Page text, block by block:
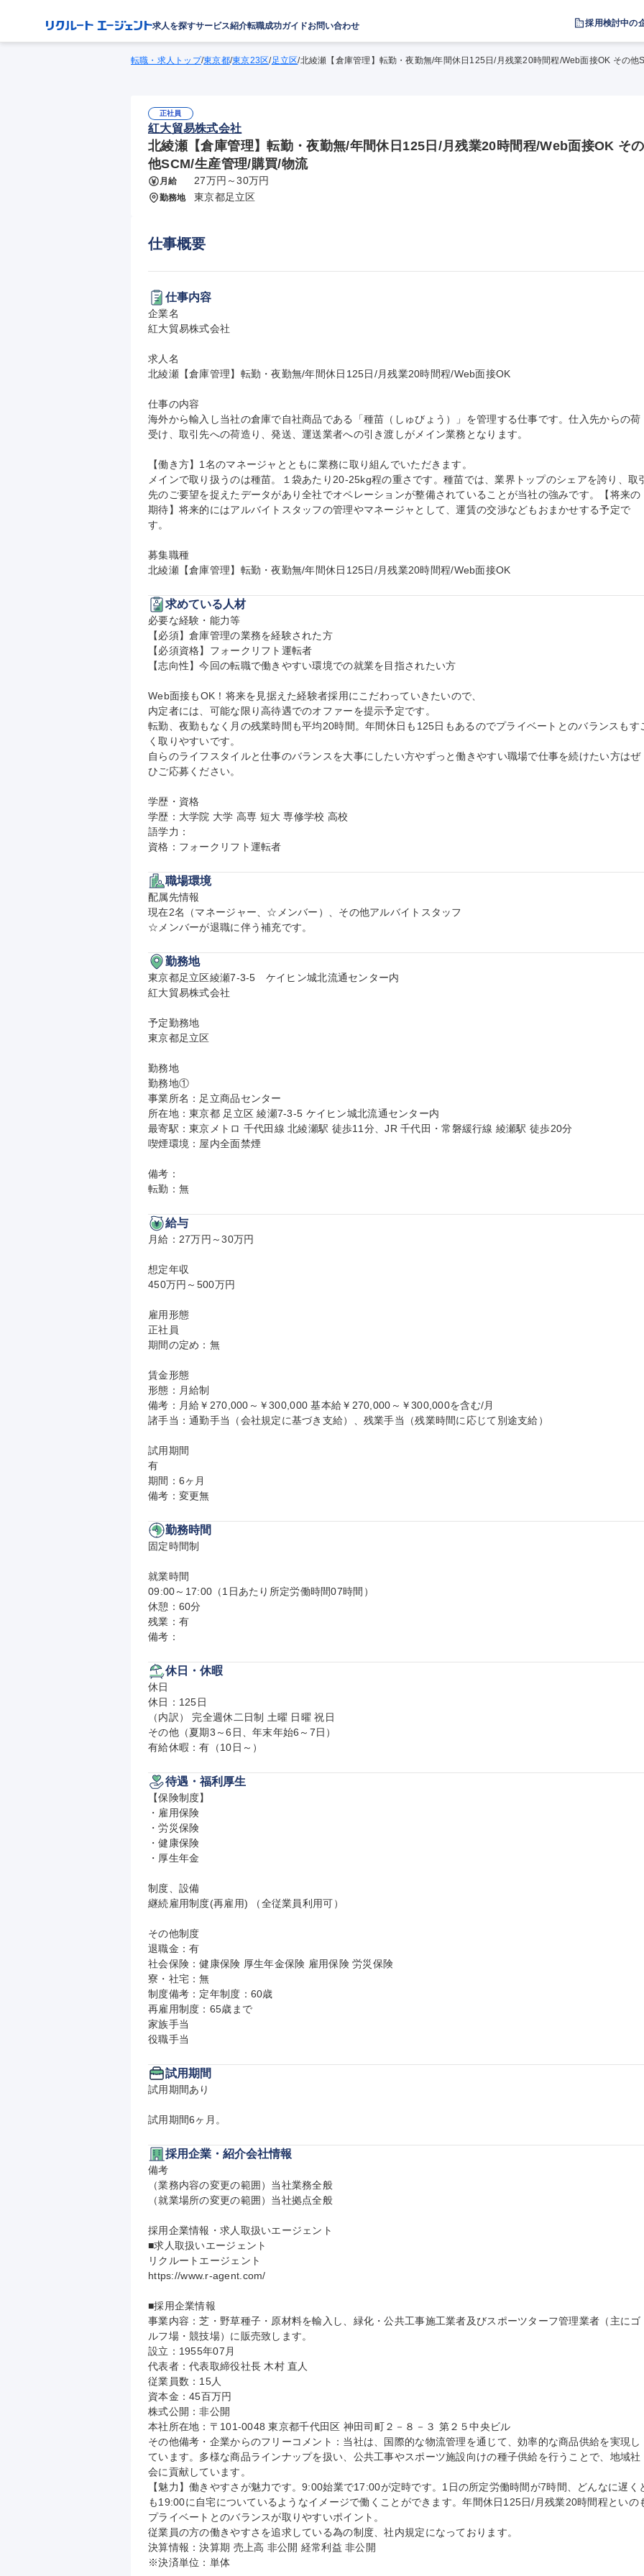
求人を探すサービス紹介転職成功ガイドお問い合わせ 採用検討中の
転職・求人トップ/東京都/東京23区/足立区/北綾瀬【倉庫管理】転勤・夜勤無/年間休日125日/月残業20時間程/Web面接OK その他
正社員
紅大貿易株式会社
北綾瀬【倉庫管理】転勤・夜勤無/年間休日125日/月残業20時間程/Web面接OK その
他SCM/生産管理/購買/物流
月給 27万円～30万円
勤務地 東京都足立区
仕事概要
仕事内容
企業名
紅大貿易株式会社
求人名
北綾瀬【倉庫管理】転勤・夜勤無/年間休日125日/月残業20時間程/Web面接OK
仕事の内容
海外から輸入し当社の倉庫で自社商品である「種苗（しゅびょう）」を管理する仕事です。仕入先からの荷
受け、取引先への荷造り、発送、運送業者への引き渡しがメイン業務となります。
【働き方】1名のマネージャとともに業務に取り組んでいただきます。
メインで取り扱うのは種苗。１袋あたり20-25kg程の重さです。種苗では、業界トップのシェアを誇り、取
先のご要望を捉えたデータがあり全社でオペレーションが整備されていることが当社の強みです。【将来の
期待】将来的にはアルバイトスタッフの管理やマネージャとして、運賃の交渉などもおまかせする予定で
す。
募集職種
北綾瀬【倉庫管理】転勤・夜勤無/年間休日125日/月残業20時間程/Web面接OK
求めている人材
必要な経験・能力等
【必須】倉庫管理の業務を経験された方
【必須資格】フォークリフト運転者
【志向性】今回の転職で働きやすい環境での就業を目指されたい方
Web面接もOK！将来を見据えた経験者採用にこだわっていきたいので、
内定者には、可能な限り高待遇でのオファーを提示予定です。
転勤、夜勤もなく月の残業時間も平均20時間。年間休日も125日もあるのでプライベートとのバランスもす
く取りやすいです。
自らのライフスタイルと仕事のバランスを大事にしたい方やずっと働きやすい職場で仕事を続けたい方はぜ
ひご応募ください。
学歴・資格
学歴：大学院 大学 高専 短大 専修学校 高校
語学力：
資格：フォークリフト運転者
職場環境
配属先情報
現在2名（マネージャー、☆メンバー）、その他アルバイトスタッフ
☆メンバーが退職に伴う補充です。
勤務地
東京都足立区綾瀬7-3-5　ケイヒン城北流通センター内
紅大貿易株式会社
予定勤務地
東京都足立区
勤務地
勤務地①
事業所名：足立商品センター
所在地：東京都 足立区 綾瀬7-3-5 ケイヒン城北流通センター内
最寄駅：東京メトロ 千代田線 北綾瀬駅 徒歩11分、JR 千代田・常磐緩行線 綾瀬駅 徒歩20分
喫煙環境：屋内全面禁煙
備考：
転勤：無
給与
月給：27万円～30万円
想定年収
450万円～500万円
雇用形態
正社員
期間の定め：無
賃金形態
形態：月給制
備考：月給￥270,000～￥300,000 基本給￥270,000～￥300,000を含む/月
諸手当：通勤手当（会社規定に基づき支給）、残業手当（残業時間に応じて別途支給）
試用期間
有
期間：6ヶ月
備考：変更無
勤務時間
固定時間制
就業時間
09:00～17:00（1日あたり所定労働時間07時間）
休憩：60分
残業：有
備考：
休日・休暇
休日
休日：125日
（内訳） 完全週休二日制 土曜 日曜 祝日
その他（夏期3～6日、年末年始6～7日）
有給休暇：有（10日～）
待遇・福利厚生
【保険制度】
・雇用保険
・労災保険
・健康保険
・厚生年金
制度、設備
継続雇用制度(再雇用) （全従業員利用可）
その他制度
退職金：有
社会保険：健康保険 厚生年金保険 雇用保険 労災保険
寮・社宅：無
制度備考：定年制度：60歳
再雇用制度：65歳まで
家族手当
役職手当
試用期間
試用期間あり
試用期間6ヶ月。
採用企業・紹介会社情報
備考
（業務内容の変更の範囲）当社業務全般
（就業場所の変更の範囲）当社拠点全般
採用企業情報・求人取扱いエージェント
■求人取扱いエージェント
リクルートエージェント
https://www.r-agent.com/
■採用企業情報
事業内容：芝・野草種子・原材料を輸入し、緑化・公共工事施工業者及びスポーツターフ管理業者（主にゴ
ルフ場・競技場）に販売致します。
設立：1955年07月
代表者：代表取締役社長 木村 直人
従業員数：15人
資本金：45百万円
株式公開：非公開
本社所在地：〒101-0048 東京都千代田区 神田司町２－８－３ 第２５中央ビル
その他備考・企業からのフリーコメント：当社は、国際的な物流管理を通じて、効率的な商品供給を実現し
ています。多様な商品ラインナップを扱い、公共工事やスポーツ施設向けの種子供給を行うことで、地域社
会に貢献しています。
【魅力】働きやすさが魅力です。9:00始業で17:00が定時です。1日の所定労働時間が7時間、どんなに遅く
も19:00に自宅についているようなイメージで働くことができます。年間休日125日/月残業20時間程といの
プライベートとのバランスが取りやすいポイント。
従業員の方の働きやすさを追求している為の制度、社内規定になっております。
決算情報：決算期 売上高 非公開 経常利益 非公開
※決済単位：単体